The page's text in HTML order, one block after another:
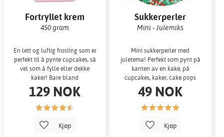
Fortryllet krem
450 gram
En lett og luftig frosting som er
perfekt til å pynte cupcakes, så
vel som å fylle eller dekke
kaker! Bare bland
129 NOK
Kjøp
Sukkerperler
Mini - Julemiks
Mini sukkerperler med
juletema! Perfekt som pynt på
kanten av en kake, på
cupcakes, kaker, cake pops
eller andre bakverk.
49 NOK
Kjøp